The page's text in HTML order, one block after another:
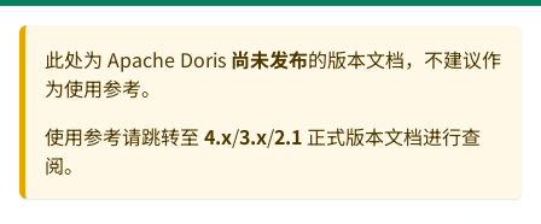
此处为 Apache Doris 尚未发布的版本文档，不建议作
为使用参考。
使用参考请跳转至 4.x/3.x/2.1正式版本文档进行查
阅。